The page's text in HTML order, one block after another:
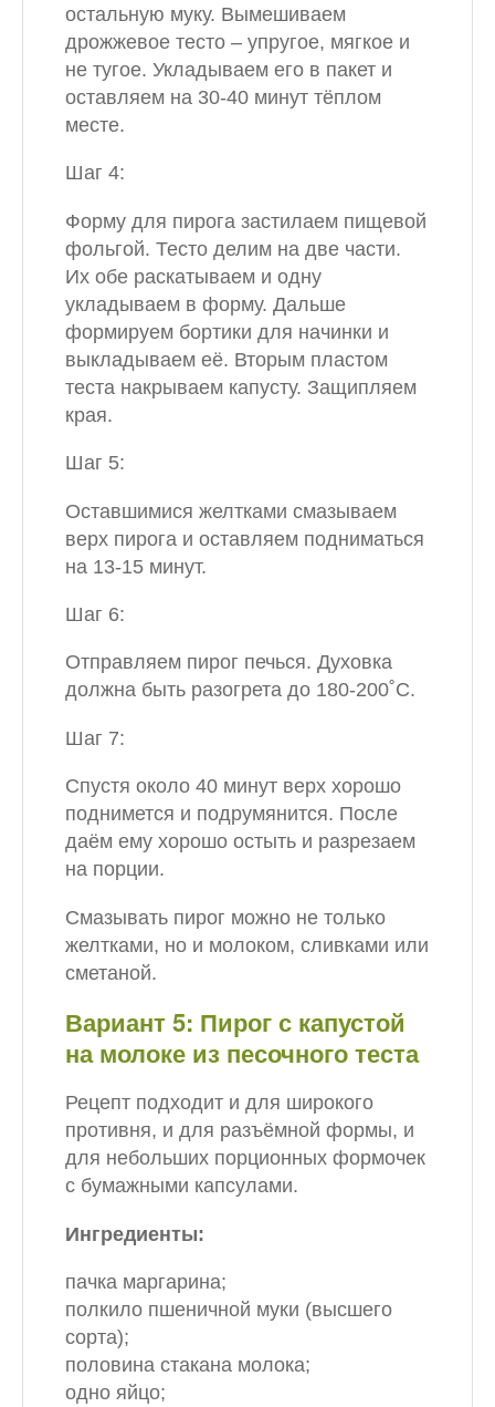
остальную муку. Вымешиваем
дрожжевое тесто – упругое, мягкое и
не тугое. Укладываем его в пакет и
оставляем на 30-40 минут тёплом
месте.
Шаг 4:
Форму для пирога застилаем пищевой
фольгой. Тесто делим на две части.
Их обе раскатываем и одну
укладываем в форму. Дальше
формируем бортики для начинки и
выкладываем её. Вторым пластом
теста накрываем капусту. Защипляем
края.
Шаг 5:
Оставшимися желтками смазываем
верх пирога и оставляем подниматься
на 13-15 минут.
Шаг 6:
Отправляем пирог печься. Духовка
должна быть разогрета до 180-200˚С.
Шаг 7:
Спустя около 40 минут верх хорошо
поднимется и подрумянится. После
даём ему хорошо остыть и разрезаем
на порции.
Смазывать пирог можно не только
желтками, но и молоком, сливками или
сметаной.
Вариант 5: Пирог с капустой
на молоке из песочного теста
Рецепт подходит и для широкого
противня, и для разъёмной формы, и
для небольших порционных формочек
с бумажными капсулами.
Ингредиенты:
пачка маргарина;
полкило пшеничной муки (высшего
сорта);
половина стакана молока;
одно яйцо;